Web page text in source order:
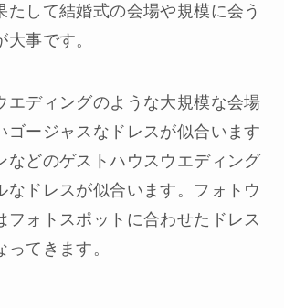
たして結婚式の会場や規模に会う
大事です。
エディングのような大規模な会場
ゴージャスなドレスが似合います
などのゲストハウスウエディング
なドレスが似合います。フォトウ
フォトスポットに合わせたドレス
てきます。